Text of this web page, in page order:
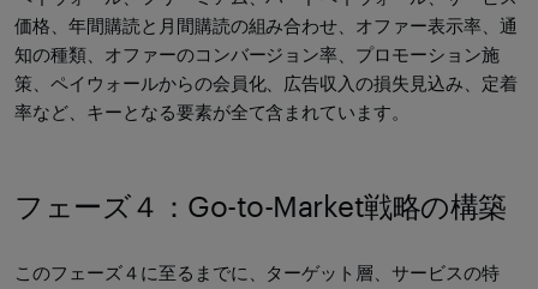
価格、年間購読と月間購読の組み合わせ、オファー表示率、通
知の種類、オファーのコンバージョン率、プロモーション施
策、ペイウォールからの会員化、広告収入の損失見込み、定着
率など、キーとなる要素が全て含まれています。
フェーズ４：Go-to-Market戦略の構築
このフェーズ４に至るまでに、ターゲット層、サービスの特